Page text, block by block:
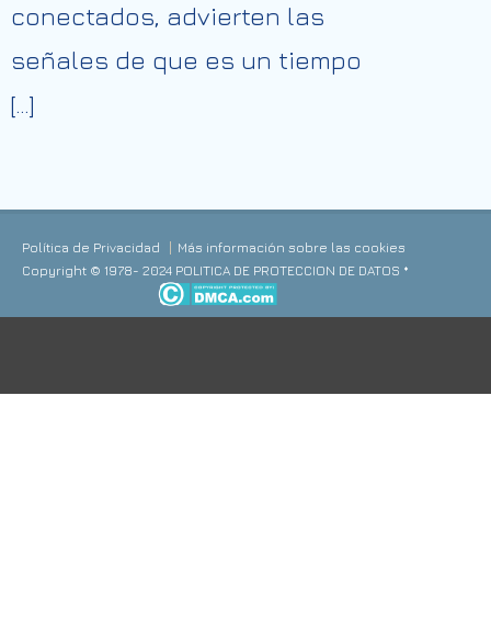
conectados, advierten las
señales de que es un tiempo
[…]
Política de Privacidad
Más información sobre las cookies
Copyright © 1978- 2024 POLITICA DE PROTECCION DE DATOS *